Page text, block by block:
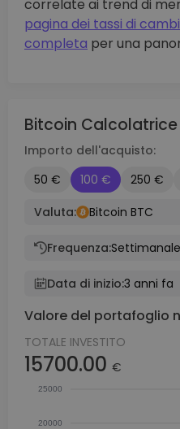
correlate ai trend di
pagina dei tassi di
completa per una
Bitcoin Calcolatrice
Importo dell'acquisto:
50 €
100 € 250 €
Valuta:
Bitcoin BTC
Frequenza:Settimanale
Data di inizio:3 anni fa
Valore del portafoglio
TOTALE INVESTITO
15700.00 €
25000
20000